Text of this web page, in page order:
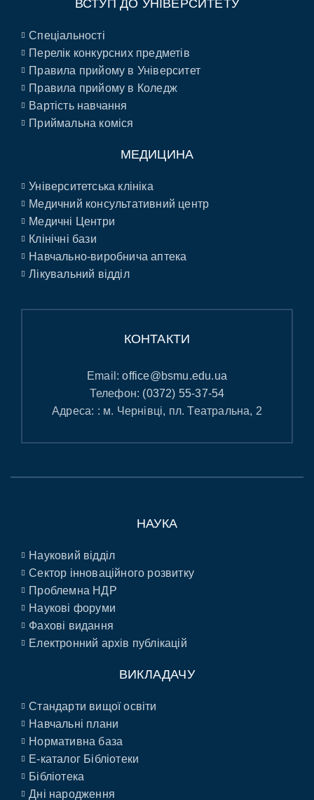
ВСТУП ДО УНІВЕРСИТЕТУ
Спеціальності
Перелік конкурсних предметів
Правила прийому в Університет
Правила прийому в Коледж
Вартість навчання
Приймальна коміся
МЕДИЦИНА
Університетська клініка
Медичний консультативний центр
Медичні Центри
Клінічні бази
Навчально-виробнича аптека
Лікувальний відділ
КОНТАКТИ
Email:office@bsmu.edu.ua
Телефон: (0372) 55-37-54
Адреса: : м. Чернівці, пл. Театральна, 2
НАУКА
Науковий відділ
Сектор інноваційного розвитку
Проблемна НДР
Наукові форуми
Фахові видання
Електронний архів публікацій
ВИКЛАДАЧУ
Стандарти вищої освіти
Навчальні плани
Нормативна база
E-каталог Бібліотеки
Бібліотека
Дні народження